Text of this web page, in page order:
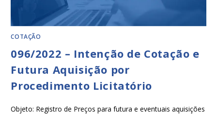
COTAÇÃO
096/2022 – Intenção de Cotação e
Futura Aquisição por
Procedimento Licitatório
Objeto: Registro de Preços para futura e eventuais aquisições